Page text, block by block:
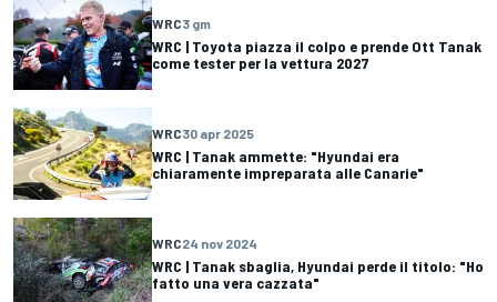
WRC3 gm
WRC | Toyota piazza il colpo e prende Ott Tanak
come tester per la vettura 2027
WRC30 apr 2025
WRC | Tanak ammette: "Hyundai era
chiaramente impreparata alle Canarie"
WRC24 nov 2024
WRC | Tanak sbaglia, Hyundai perde il titolo: "Ho
fatto una vera cazzata"